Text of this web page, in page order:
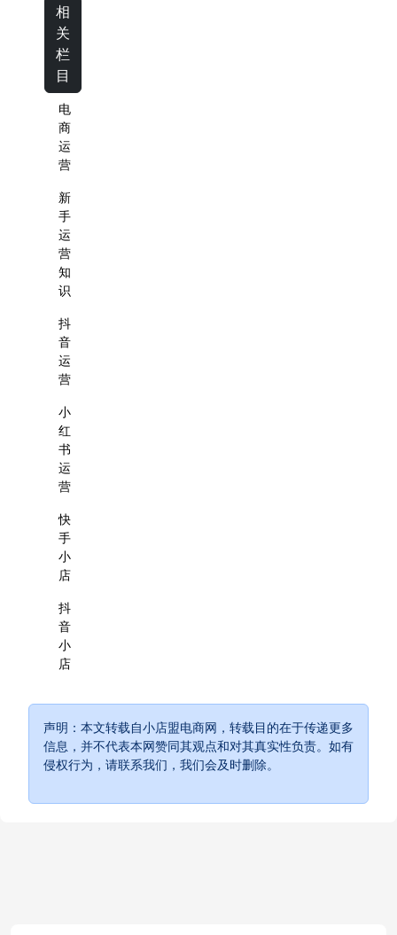
相
关
栏
目
电
商
运
营
新
手
运
营
知
识
抖
音
运
营
小
红
书
运
营
快
手
小
店
抖
音
小
店
声明：本文转载自小店盟电商网，转载目的在于传递更多
信息，并不代表本网赞同其观点和对其真实性负责。如有
侵权行为，请联系我们，我们会及时删除。